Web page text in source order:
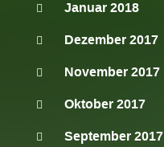
Januar 2018
Dezember 2017
November 2017
Oktober 2017
September 2017